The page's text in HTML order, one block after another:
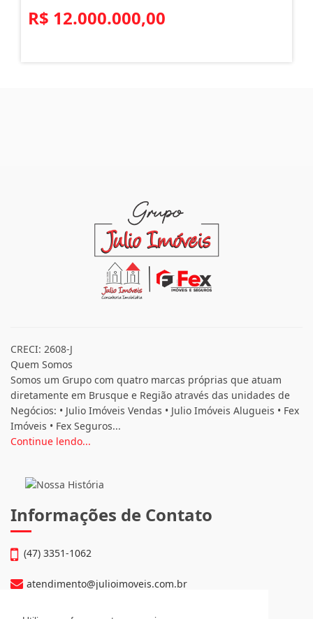
R$ 12.000.000,00
CRECI: 2608-J
Quem Somos
Somos um Grupo com quatro marcas próprias que atuam
diretamente em Brusque e Região através das unidades de
Negócios: • Julio Imóveis Vendas • Julio Imóveis Alugueis • Fex
Imóveis • Fex Seguros...
Continue lendo...
Informações de Contato
(47) 3351-1062
atendimento@julioimoveis.com.br
Avenida Hugo Schlösser, 69, Jardim Maluche